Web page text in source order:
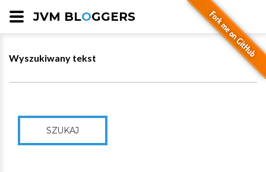
JVM BLOGGERS
Wyszukiwany tekst
SZUKAJ